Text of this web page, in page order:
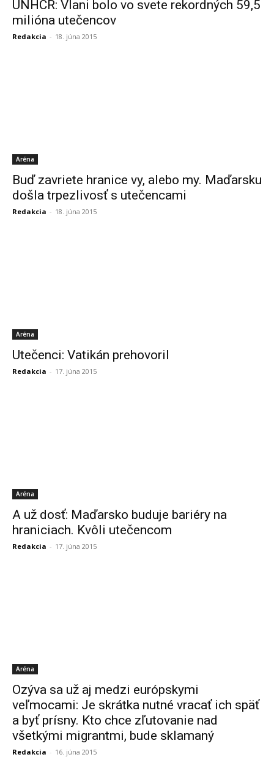
UNHCR: Vlani bolo vo svete rekordných 59,5
milióna utečencov
Redakcia - 18. júna 2015
Aréna
Buď zavriete hranice vy, alebo my. Maďarsku
došla trpezlivosť s utečencami
Redakcia - 18. júna 2015
Aréna
Utečenci: Vatikán prehovoril
Redakcia - 17. júna 2015
Aréna
A už dosť: Maďarsko buduje bariéry na
hraniciach. Kvôli utečencom
Redakcia - 17. júna 2015
Aréna
Ozýva sa už aj medzi európskymi
veľmocami: Je skrátka nutné vracať ich späť
a byť prísny. Kto chce zľutovanie nad
všetkými migrantmi, bude sklamaný
Redakcia - 16. júna 2015